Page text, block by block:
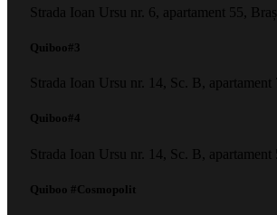
Strada Ioan Ursu nr. 6, apartament 55,
Quiboo#3
Strada Ioan Ursu nr. 14, Sc. B, apartament
Quiboo#4
Strada Ioan Ursu nr. 14, Sc. B, apartament
Quiboo #Cosmopolit